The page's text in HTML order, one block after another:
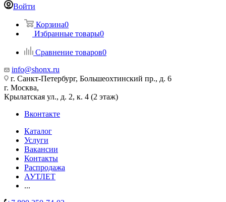
Войти
Корзина0
Избранные товары0
Сравнение товаров0
info@shonx.ru
г. Санкт-Петербург, Большеохтинский пр., д. 6
г. Москва,
Крылатская ул., д. 2, к. 4 (2 этаж)
Вконтакте
Каталог
Услуги
Вакансии
Контакты
Распродажа
АУТЛЕТ
...